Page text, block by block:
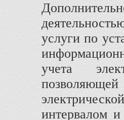
услуги по
учета
позволяющей
интервалом